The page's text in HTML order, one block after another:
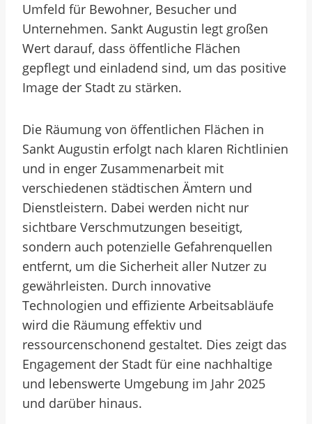
Umfeld für Bewohner, Besucher und
Unternehmen. Sankt Augustin legt großen
Wert darauf, dass öffentliche Flächen
gepflegt und einladend sind, um das positive
Image der Stadt zu stärken.
Die Räumung von öffentlichen Flächen in
Sankt Augustin erfolgt nach klaren Richtlinien
und in enger Zusammenarbeit mit
verschiedenen städtischen Ämtern und
Dienstleistern. Dabei werden nicht nur
sichtbare Verschmutzungen beseitigt,
sondern auch potenzielle Gefahrenquellen
entfernt, um die Sicherheit aller Nutzer zu
gewährleisten. Durch innovative
Technologien und effiziente Arbeitsabläufe
wird die Räumung effektiv und
ressourcenschonend gestaltet. Dies zeigt das
Engagement der Stadt für eine nachhaltige
und lebenswerte Umgebung im Jahr 2025
und darüber hinaus.